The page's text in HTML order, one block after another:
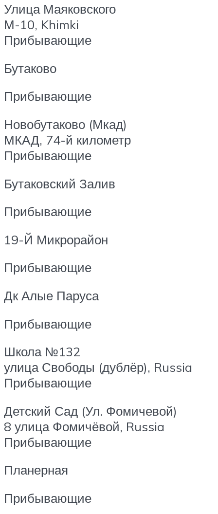
Улица Маяковского
М-10, Khimki
Прибывающие
Бутаково
Прибывающие
Новобутаково (Мкад)
МКАД, 74-й километр
Прибывающие
Бутаковский Залив
Прибывающие
19-Й Микрорайон
Прибывающие
Дк Алые Паруса
Прибывающие
Школа №132
улица Свободы (дублёр), Russia
Прибывающие
Детский Сад (Ул. Фомичевой)
8 улица Фомичёвой, Russia
Прибывающие
Планерная
Прибывающие